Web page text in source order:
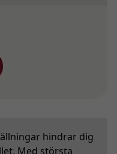
hindrar dig
Med största